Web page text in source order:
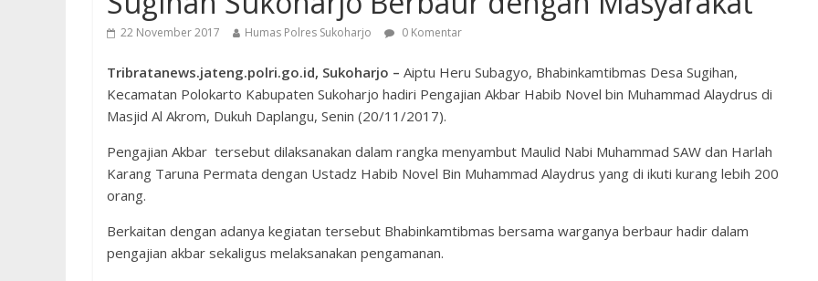
22 November 2017 Humas Polres Sukoharjo 0 Komentar
Tribratanews.jateng.polri.go.id, Sukoharjo – Aiptu Heru Subagyo, Bhabinkamtibmas Desa Sugihan,
Kecamatan Polokarto Kabupaten Sukoharjo hadiri Pengajian Akbar Habib Novel bin Muhammad Alaydrus di
Masjid Al Akrom, Dukuh Daplangu, Senin (20/11/2017).
Pengajian Akbar tersebut dilaksanakan dalam rangka menyambut Maulid Nabi Muhammad SAW dan Harlah
Karang Taruna Permata dengan Ustadz Habib Novel Bin Muhammad Alaydrus yang di ikuti kurang lebih 200
orang.
Berkaitan dengan adanya kegiatan tersebut Bhabinkamtibmas bersama warganya berbaur hadir dalam
pengajian akbar sekaligus melaksanakan pengamanan.